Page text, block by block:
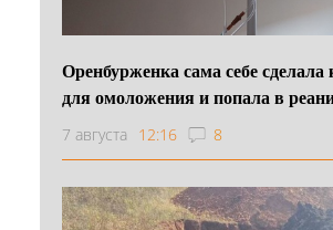
Оренбурженка сама себе сделала
для омоложения и попала в
7 августа 12:16 8